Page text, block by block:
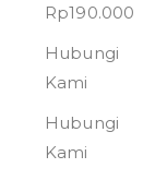
Rp190.000
Hubungi
Kami
Hubungi
Kami